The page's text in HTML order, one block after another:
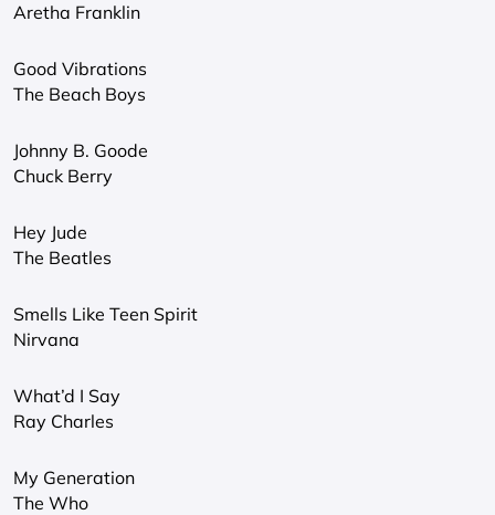
Aretha Franklin
Good Vibrations
The Beach Boys
Johnny B. Goode
Chuck Berry
Hey Jude
The Beatles
Smells Like Teen Spirit
Nirvana
What’d I Say
Ray Charles
My Generation
The Who